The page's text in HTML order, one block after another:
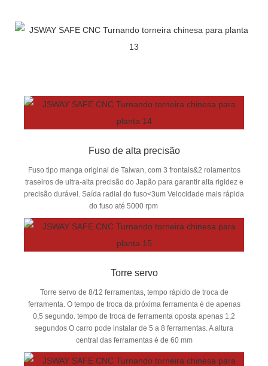
Fuso de alta precisão
Fuso tipo manga original de Taiwan, com 3 frontais&2 rolamentos
traseiros de ultra-alta precisão do Japão para garantir alta rigidez e
precisão durável. Saída radial do fuso<3um Velocidade mais rápida
do fuso até 5000 rpm
Torre servo
Torre servo de 8/12 ferramentas, tempo rápido de troca de
ferramenta. O tempo de troca da próxima ferramenta é de apenas
0,5 segundo. tempo de troca de ferramenta oposta apenas 1,2
segundos O carro pode instalar de 5 a 8 ferramentas. A altura
central das ferramentas é de 60 mm